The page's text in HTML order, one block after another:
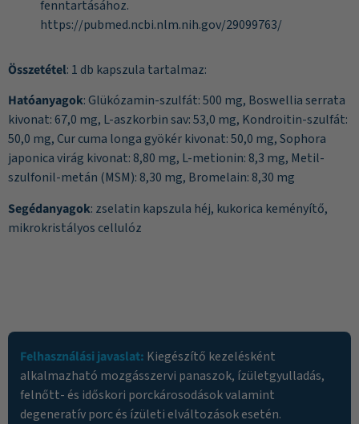
fenntartásához.
https://pubmed.ncbi.nlm.nih.gov/29099763/
Összetétel: 1 db kapszula tartalmaz:
Hatóanyagok: Glükózamin-szulfát: 500 mg, Boswellia serrata
kivonat: 67,0 mg, L-aszkorbin sav: 53,0 mg, Kondroitin-szulfát:
50,0 mg, Cur cuma longa gyökér kivonat: 50,0 mg, Sophora
japonica virág kivonat: 8,80 mg, L-metionin: 8,3 mg, Metil-
szulfonil-metán (MSM): 8,30 mg, Bromelain: 8,30 mg
Segédanyagok: zselatin kapszula héj, kukorica keményítő,
mikrokristályos cellulóz
Felhasználási javaslat: Kiegészítő kezelésként
alkalmazható mozgásszervi panaszok, ízületgyulladás,
felnőtt- és időskori porckárosodások valamint
degeneratív porc és ízületi elváltozások esetén.